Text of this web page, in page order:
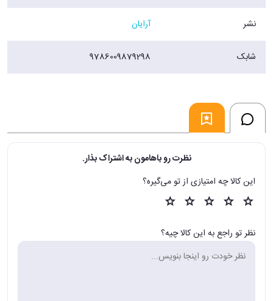
نشر آرایان
شابک 9786009879298
نظرت رو باهامون به اشتراک بذار.
این کالا چه امتیازی از تو می‌گیره؟
نظر تو راجع به این کالا چیه؟